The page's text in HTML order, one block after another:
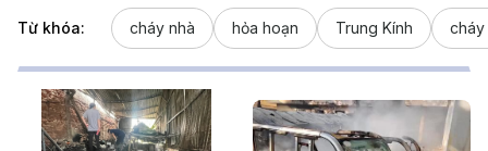
Từ khóa: cháy nhà hỏa hoạn Trung Kính cháy